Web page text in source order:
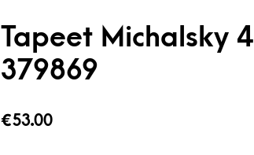
Tapeet Michalsky 4
379869
€53.00